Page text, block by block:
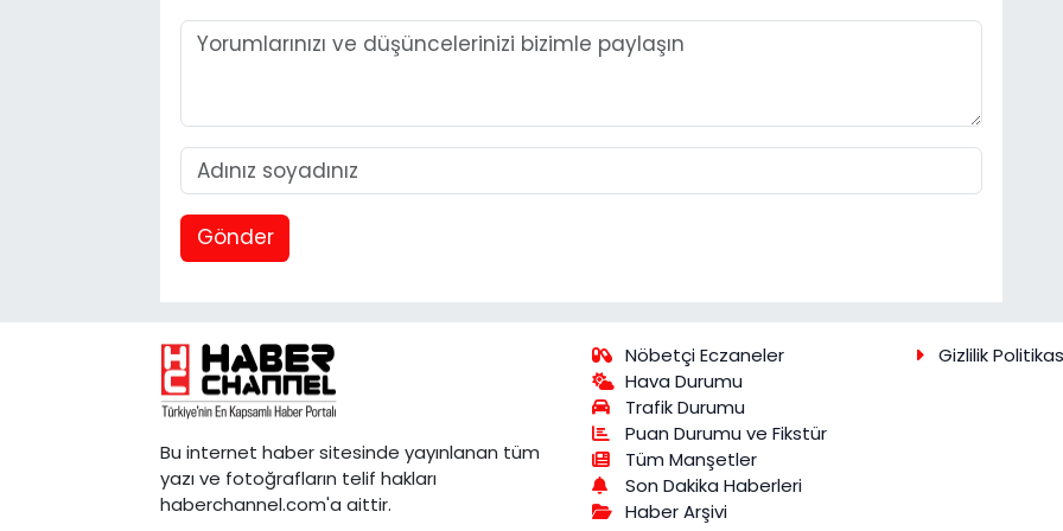
Gönder
Bu internet haber sitesinde yayınlanan tüm
yazı ve fotoğrafların telif hakları
haberchannel.com'a aittir.
Nöbetçi Eczaneler
Hava Durumu
Trafik Durumu
Puan Durumu ve Fikstür
Tüm Manşetler
Son Dakika Haberleri
Haber Arşivi
Gizlilik